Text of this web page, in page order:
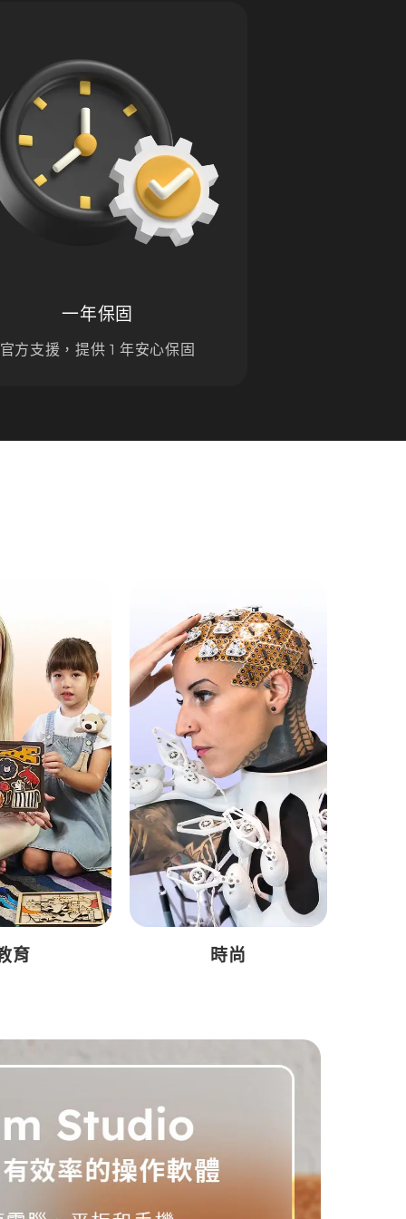
一年保固
官方支援，提供 1 年安心保固
育 時尚